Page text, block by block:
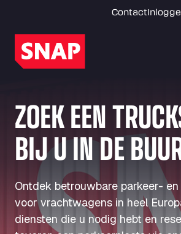
Contact
ZOEK EEN
BIJ U IN DE
Ontdek betrouwbare parkeer-
voor vrachtwagens in heel
diensten die u nodig hebt en